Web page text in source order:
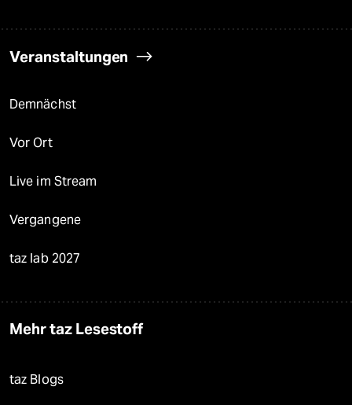
Veranstaltungen
Demnächst
Vor Ort
Live im Stream
Vergangene
taz lab 2027
Mehr taz Lesestoff
taz Blogs